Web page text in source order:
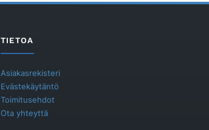
Glow
S,
2-
H
määrä
TIETOA
Asiakasrekisteri
Evästekäytäntö
Toimitusehdot
Ota yhteyttä